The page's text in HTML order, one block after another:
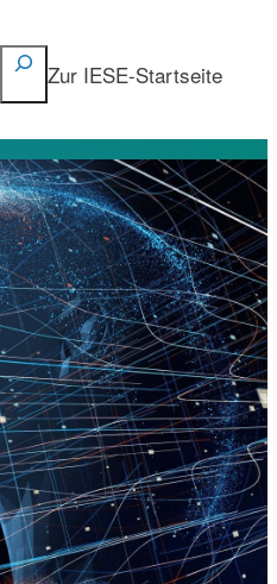
Suchen
Zur IESE-Startseite